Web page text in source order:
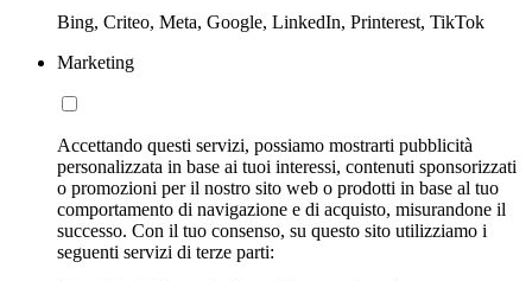
Bing, Criteo, Meta, Google, LinkedIn, Printerest, TikTok
Marketing
Accettando questi servizi, possiamo mostrarti pubblicità
personalizzata in base ai tuoi interessi, contenuti sponsorizzati
o promozioni per il nostro sito web o prodotti in base al tuo
comportamento di navigazione e di acquisto, misurandone il
successo. Con il tuo consenso, su questo sito utilizziamo i
seguenti servizi di terze parti: